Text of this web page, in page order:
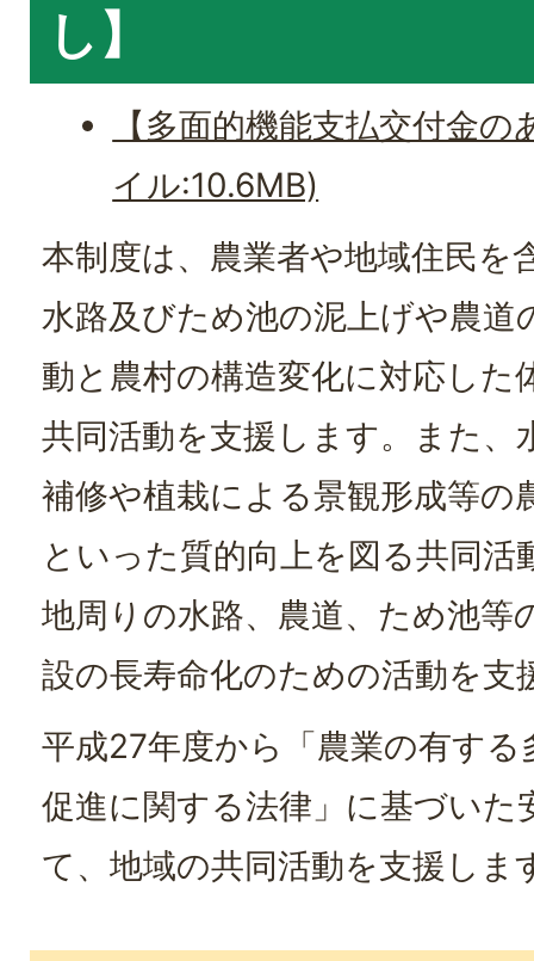
し】
【多面的機能支払交付金
イル:10.6MB)
本制度は、農業者や地域住民を
水路及びため池の泥上げや農道
動と農村の構造変化に対応した
共同活動を支援します。また、
補修や植栽による景観形成等の
といった質的向上を図る共同活
地周りの水路、農道、ため池等
設の長寿命化のための活動を支
平成27年度から「農業の有する
促進に関する法律」に基づいた
て、地域の共同活動を支援しま